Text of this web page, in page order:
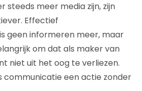
steeds meer media zijn, zijn
Effectief
geen informeren meer, maar
om dat als maker van
niet uit het oog te verliezen.
communicatie een actie zonder